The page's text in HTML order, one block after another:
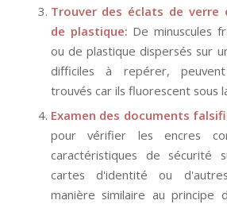
Trouver des éclats de verre
de plastique: De minuscules
ou de plastique dispersés sur
difficiles à repérer,
trouvés car ils fluorescent sous
Examen des documents
pour vérifier les encres
caractéristiques de sécurité
cartes d'identité ou
manière similaire au principe